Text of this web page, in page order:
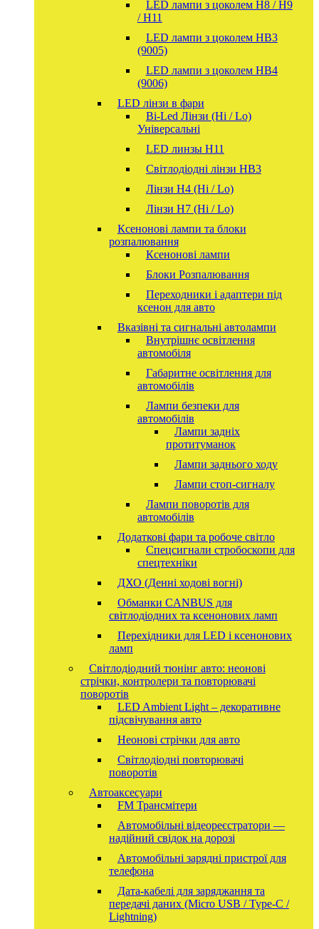
LED лампи з цоколем H8 / H9
/ H11
LED лампи з цоколем HB3
(9005)
LED лампи з цоколем HB4
(9006)
LED лінзи в фари
Bi-Led Лінзи (Hi / Lo)
Універсальні
LED линзы H11
Світлодіодні лінзи HB3
Лінзи Н4 (Hi / Lo)
Лінзи Н7 (Hi / Lo)
Ксенонові лампи та блоки
розпалювання
Ксенонові лампи
Блоки Розпалювання
Переходники і адаптери під
ксенон для авто
Вказівні та сигнальні автолампи
Внутрішнє освітлення
автомобіля
Габаритне освітлення для
автомобілів
Лампи безпеки для
автомобілів
Лампи задніх
протитуманок
Лампи заднього ходу
Лампи стоп-сигналу
Лампи поворотів для
автомобілів
Додаткові фари та робоче світло
Спецсигнали стробоскопи для
спецтехніки
ДХО (Денні ходові вогні)
Обманки CANBUS для
світлодіодних та ксенонових ламп
Перехідники для LED і ксенонових
ламп
Світлодіодний тюнінг авто: неонові
стрічки, контролери та повторювачі
поворотів
LED Ambient Light – декоративне
підсвічування авто
Неонові стрічки для авто
Світлодіодні повторювачі
поворотів
Автоаксесуари
FM Трансмітери
Автомобільні відеореєстратори —
надійний свідок на дорозі
Автомобільні зарядні пристрої для
телефона
Дата-кабелі для заряджання та
передачі даних (Micro USB / Type-C /
Lightning)